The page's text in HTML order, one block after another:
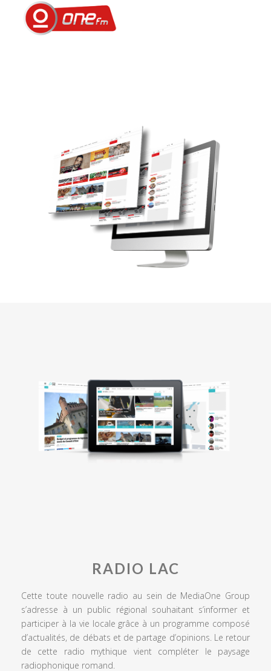
RADIO LAC
Cette toute nouvelle radio au sein de MediaOne Group
s’adresse à un public régional souhaitant s’informer et
participer à la vie locale grâce à un programme composé
d’actualités, de débats et de partage d’opinions. Le retour
de cette radio mythique vient compléter le paysage
radiophonique romand.